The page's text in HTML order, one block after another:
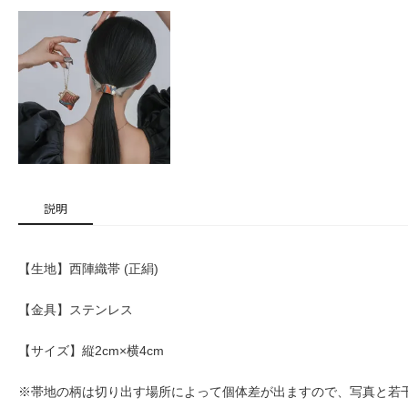
説明
【生地】西陣織帯 (正絹)
【金具】ステンレス
【サイズ】縦2cm×横4cm
※帯地の柄は切り出す場所によって個体差が出ますので、写真と若